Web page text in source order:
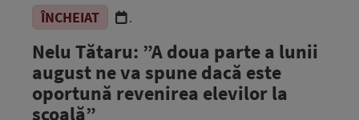
ÎNCHEIAT .
Nelu Tătaru: ”A doua parte a lunii
august ne va spune dacă este
oportună revenirea elevilor la
şcoală”